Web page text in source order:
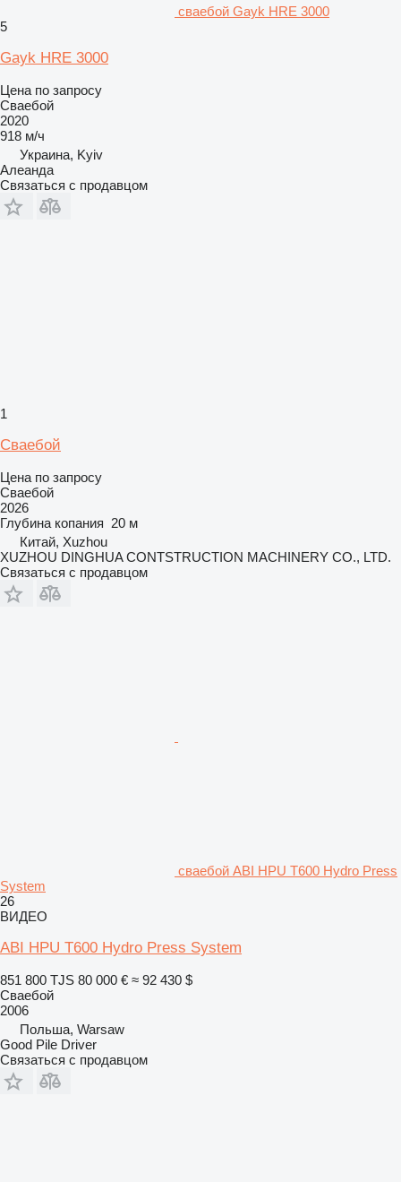
сваебой Gayk HRE 3000
5
Gayk HRE 3000
Цена по запросу
Сваебой
2020
918 м/ч
Украина, Kyiv
Алеанда
Связаться с продавцом
1
Сваебой
Цена по запросу
Сваебой
2026
Глубина копания 20 м
Китай, Xuzhou
XUZHOU DINGHUA CONTSTRUCTION MACHINERY CO., LTD.
Связаться с продавцом
сваебой ABI HPU T600 Hydro Press
System
26
ВИДЕО
ABI HPU T600 Hydro Press System
851 800 TJS 80 000 € ≈ 92 430 $
Сваебой
2006
Польша, Warsaw
Good Pile Driver
Связаться с продавцом